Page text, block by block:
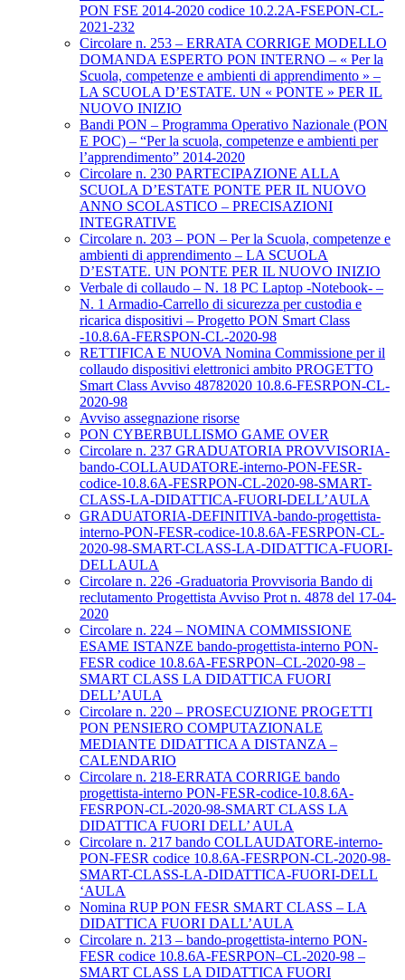
PON FSE 2014-2020 codice 10.2.2A-FSEPON-CL-
2021-232
Circolare n. 253 – ERRATA CORRIGE MODELLO
DOMANDA ESPERTO PON INTERNO – « Per la
Scuola, competenze e ambienti di apprendimento » –
LA SCUOLA D’ESTATE. UN « PONTE » PER IL
NUOVO INIZIO
Bandi PON – Programma Operativo Nazionale (PON
E POC) – “Per la scuola, competenze e ambienti per
l’apprendimento” 2014-2020
Circolare n. 230 PARTECIPAZIONE ALLA
SCUOLA D’ESTATE PONTE PER IL NUOVO
ANNO SCOLASTICO – PRECISAZIONI
INTEGRATIVE
Circolare n. 203 – PON – Per la Scuola, competenze e
ambienti di apprendimento – LA SCUOLA
D’ESTATE. UN PONTE PER IL NUOVO INIZIO
Verbale di collaudo – N. 18 PC Laptop -Notebook- –
N. 1 Armadio-Carrello di sicurezza per custodia e
ricarica dispositivi – Progetto PON Smart Class
-10.8.6A-FERSPON-CL-2020-98
RETTIFICA E NUOVA Nomina Commissione per il
collaudo dispositivi elettronici ambito PROGETTO
Smart Class Avviso 48782020 10.8.6-FESRPON-CL-
2020-98
Avviso assegnazione risorse
PON CYBERBULLISMO GAME OVER
Circolare n. 237 GRADUATORIA PROVVISORIA-
bando-COLLAUDATORE-interno-PON-FESR-
codice-10.8.6A-FESRPON-CL-2020-98-SMART-
CLASS-LA-DIDATTICA-FUORI-DELL’AULA
GRADUATORIA-DEFINITIVA-bando-progettista-
interno-PON-FESR-codice-10.8.6A-FESRPON-CL-
2020-98-SMART-CLASS-LA-DIDATTICA-FUORI-
DELLAULA
Circolare n. 226 -Graduatoria Provvisoria Bando di
reclutamento Progettista Avviso Prot n. 4878 del 17-04-
2020
Circolare n. 224 – NOMINA COMMISSIONE
ESAME ISTANZE bando-progettista-interno PON-
FESR codice 10.8.6A-FESRPON–CL-2020-98 –
SMART CLASS LA DIDATTICA FUORI
DELL’AULA
Circolare n. 220 – PROSECUZIONE PROGETTI
PON PENSIERO COMPUTAZIONALE
MEDIANTE DIDATTICA A DISTANZA –
CALENDARIO
Circolare n. 218-ERRATA CORRIGE bando
progettista-interno PON-FESR-codice-10.8.6A-
FESRPON-CL-2020-98-SMART CLASS LA
DIDATTICA FUORI DELL’ AULA
Circolare n. 217 bando COLLAUDATORE-interno-
PON-FESR codice 10.8.6A-FESRPON-CL-2020-98-
SMART-CLASS-LA-DIDATTICA-FUORI-DELL
‘AULA
Nomina RUP PON FESR SMART CLASS – LA
DIDATTICA FUORI DALL’AULA
Circolare n. 213 – bando-progettista-interno PON-
FESR codice 10.8.6A-FESRPON–CL-2020-98 –
SMART CLASS LA DIDATTICA FUORI